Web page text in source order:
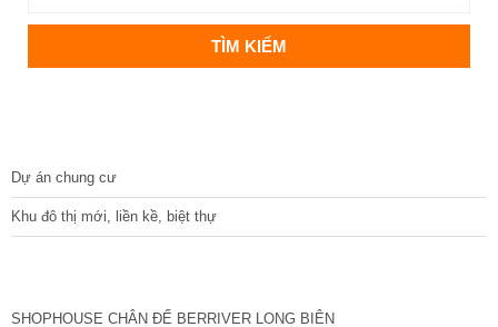
Dự án chung cư
Khu đô thị mới, liền kề, biệt thự
SHOPHOUSE CHÂN ĐẾ BERRIVER LONG BIÊN